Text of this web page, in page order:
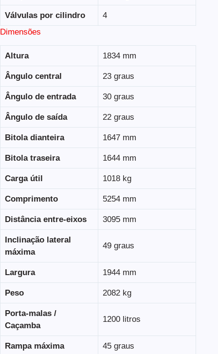
Válvulas por cilindro
4
Dimensões
Altura 1834 mm
Ângulo central 23 graus
Ângulo de entrada 30 graus
Ângulo de saída 22 graus
Bitola dianteira 1647 mm
Bitola traseira 1644 mm
Carga útil 1018 kg
Comprimento 5254 mm
Distância entre-eixos 3095 mm
Inclinação lateral
máxima
49 graus
Largura 1944 mm
Peso 2082 kg
Porta-malas /
Caçamba
1200 litros
Rampa máxima 45 graus